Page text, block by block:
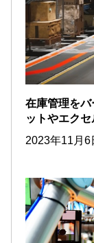
在庫管理を
ットやエク
2023年11月6